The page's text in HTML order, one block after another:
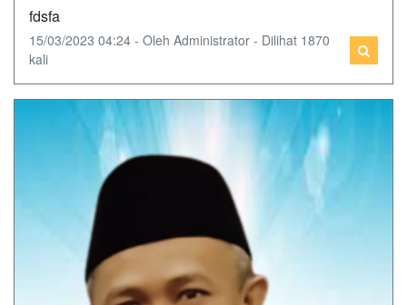
fdsfa
15/03/2023 04:24 - Oleh Administrator - Dilihat 1870
kali